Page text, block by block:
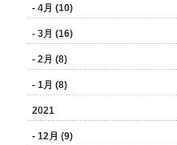
- 4月 (10)
- 3月 (16)
- 2月 (8)
- 1月 (8)
2021
- 12月 (9)